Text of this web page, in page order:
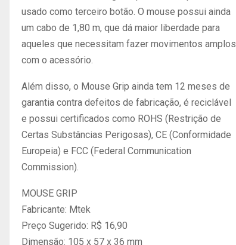
usado como terceiro botão. O mouse possui ainda
um cabo de 1,80 m, que dá maior liberdade para
aqueles que necessitam fazer movimentos amplos
com o acessório.
Além disso, o Mouse Grip ainda tem 12 meses de
garantia contra defeitos de fabricação, é reciclável
e possui certificados como ROHS (Restrição de
Certas Substâncias Perigosas), CE (Conformidade
Europeia) e FCC (Federal Communication
Commission).
MOUSE GRIP
Fabricante: Mtek
Preço Sugerido: R$ 16,90
Dimensão: 105 x 57 x 36 mm